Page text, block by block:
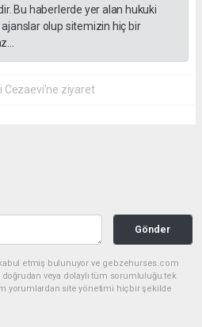
Bu haberlerde yer alan hukuki
olup sitemizin hiç bir
Cezaevi’ne ziyaret
Gönder
kabul etmiş bulunuyor ve gebzehurses.com
doğrudan veya dolaylı tüm sorumluluğu tek
yorumlardan site yönetimi hiçbir şekilde